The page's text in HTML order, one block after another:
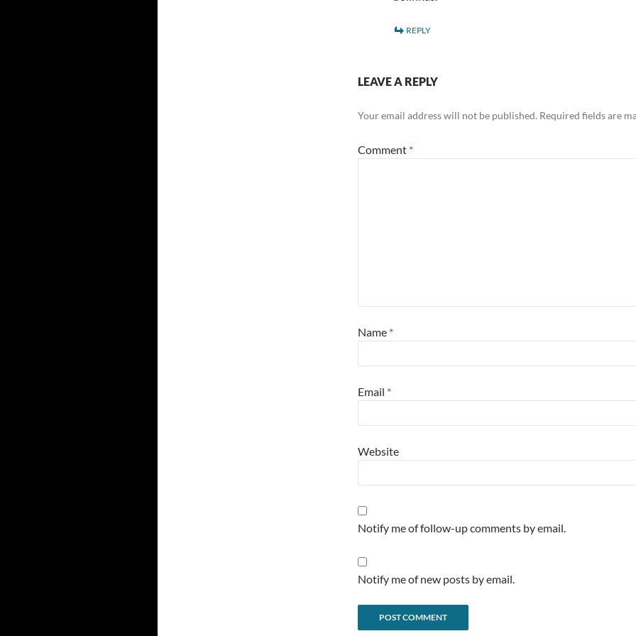
REPLY
LEAVE A REPLY
Your email address will not be published. Required fields are
Comment *
Name *
Email *
Website
Notify me of follow-up comments by email.
Notify me of new posts by email.